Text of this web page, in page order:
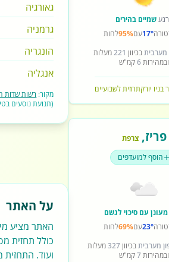
שמיים בהירים
17°עם95%לחות
מערביתבכיוון 221מעלות
ובמהירות6קמ"ש
בניו יורקתחזית לשבועיים
פריז,צרפת
הוסף למועדפים
עם סיכוי לגשם
23°עם69%לחות
מערביתבכיוון327מעלות
ובמהירות7קמ"ש
גאורגיה
גרמניה
הונגריה
אנגליה
מקור: רשות שדות התעופה –
(תנועת נוסעים
על האתר
האתר מציע
כולל תחזית
ועוד.